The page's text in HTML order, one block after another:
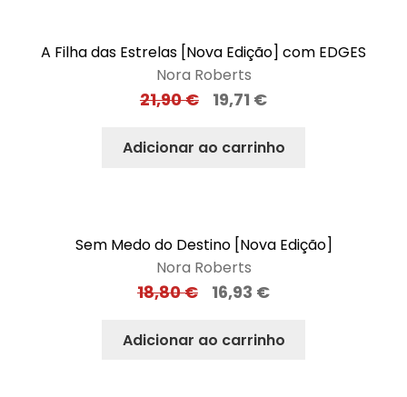
A Filha das Estrelas [Nova Edição] com EDGES
Nora Roberts
21,90€ 19,71 €
Adicionar ao carrinho
Sem Medo do Destino [Nova Edição]
Nora Roberts
18,80€ 16,93 €
Adicionar ao carrinho